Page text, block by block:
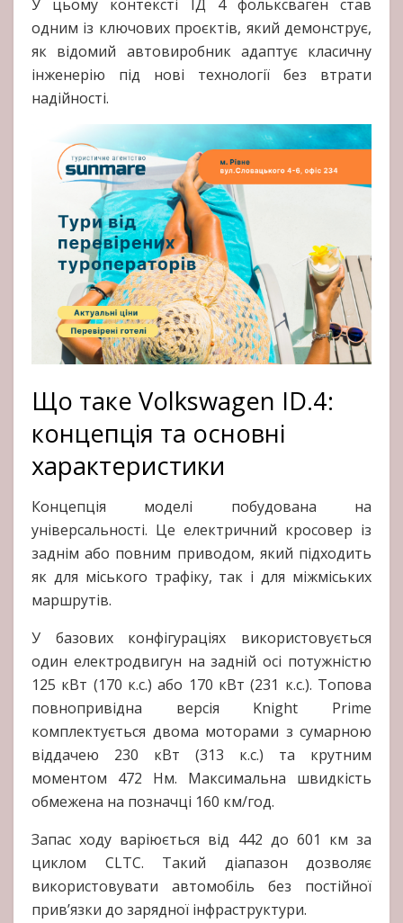
У цьому контексті ІД 4 фольксваген став
одним із ключових проєктів, який демонструє,
як відомий автовиробник адаптує класичну
інженерію під нові технології без втрати
надійності.
Що таке Volkswagen ID.4:
концепція та основні
характеристики
Концепція моделі побудована на
універсальності. Це електричний кросовер із
заднім або повним приводом, який підходить
як для міського трафіку, так і для міжміських
маршрутів.
У базових конфігураціях використовується
один електродвигун на задній осі потужністю
125 кВт (170 к.с.) або 170 кВт (231 к.с.). Топова
повнопривідна версія Knight Prime
комплектується двома моторами з сумарною
віддачею 230 кВт (313 к.с.) та крутним
моментом 472 Нм. Максимальна швидкість
обмежена на позначці 160 км/год.
Запас ходу варіюється від 442 до 601 км за
циклом CLTC. Такий діапазон дозволяє
використовувати автомобіль без постійної
прив’язки до зарядної інфраструктури.